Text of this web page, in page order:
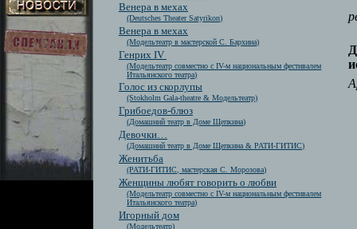
Венера в мехах
(Deutsches Theater Satyrikon)
Венера в мехах
(Модельтеатр в мастерской С. Бархина)
Генрих IV
(Модельтеатр совместно с IV-м национальным фестивалем
Итальянского театра)
Голос из скорлупы
(Stokholm Gala-theatre & Модельтеатр)
Грибоедов-блюз
(Домашний театр в Доме Щепкина)
Девочки…
(Домашний театр в Доме Щепкина & РАТИ-ГИТИС)
Женитьба
(РАТИ-ГИТИС, мастерская С. Морозова)
Женщины любят говорить о любви
(Модельтеатр совместно с IV-м национальным фестивалем
Итальянского театра)
Игорный дом
(Модельтеатр)